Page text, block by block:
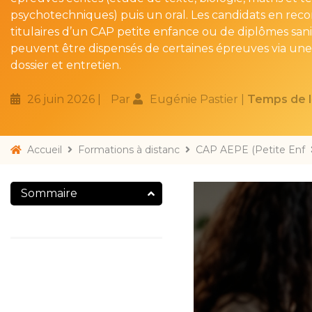
psychotechniques) puis un oral. Les candidats en
titulaires d’un CAP petite enfance ou de diplômes
peuvent être dispensés de certaines épreuves via
dossier et entretien.
26 juin 2026 Par Eugénie Pastier Temps de
Accueil Formations à distanc CAP AEPE (Petite Enf
Sommaire